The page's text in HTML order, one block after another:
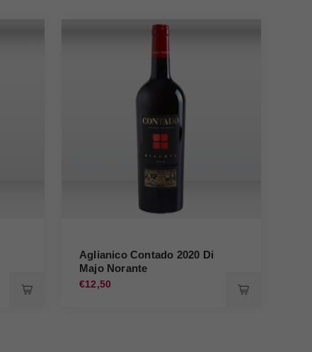
Aglianico Contado 2020 Di
Majo Norante
€12,50